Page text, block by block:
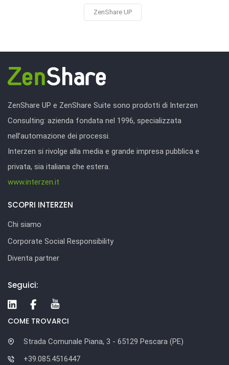
ZenShare UP
ZenShare UP e ZenShare Suite sono prodotti di Interzen
Consulting: azienda fondata nel 1996, specializzata
nell’automazione dei processi.
Interzen si rivolge alla media e grande impresa pubblica e
privata, sia italiana che estera.
www.interzen.it
SCOPRI INTERZEN
Chi siamo
Corporate Social Responsibility
Diventa partner
Seguici:
COME TROVARCI
Strada Comunale Piana, 3 - 65129 Pescara (PE)
+39.085.4516447